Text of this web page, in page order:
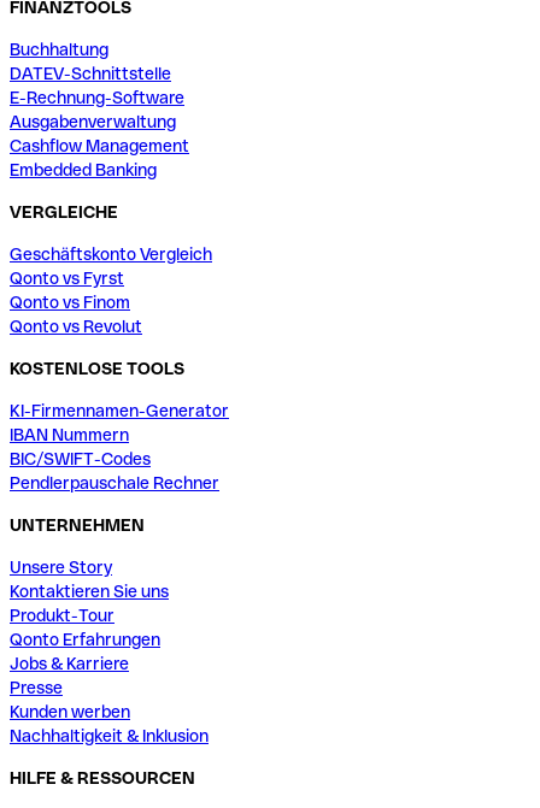
FINANZTOOLS
Buchhaltung
DATEV-Schnittstelle
E-Rechnung-Software
Ausgabenverwaltung
Cashflow Management
Embedded Banking
VERGLEICHE
Geschäftskonto Vergleich
Qonto vs Fyrst
Qonto vs Finom
Qonto vs Revolut
KOSTENLOSE TOOLS
KI-Firmennamen-Generator
IBAN Nummern
BIC/SWIFT-Codes
Pendlerpauschale Rechner
UNTERNEHMEN
Unsere Story
Kontaktieren Sie uns
Produkt-Tour
Qonto Erfahrungen
Jobs & Karriere
Presse
Kunden werben
Nachhaltigkeit & Inklusion
HILFE & RESSOURCEN